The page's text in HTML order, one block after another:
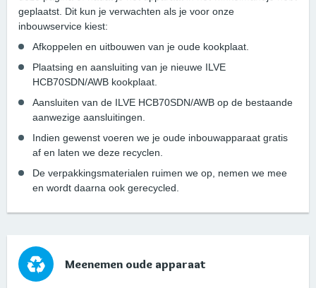
geplaatst. Dit kun je verwachten als je voor onze
inbouwservice kiest:
Afkoppelen en uitbouwen van je oude kookplaat.
Plaatsing en aansluiting van je nieuwe ILVE
HCB70SDN/AWB kookplaat.
Aansluiten van de ILVE HCB70SDN/AWB op de bestaande
aanwezige aansluitingen.
Indien gewenst voeren we je oude inbouwapparaat gratis
af en laten we deze recyclen.
De verpakkingsmaterialen ruimen we op, nemen we mee
en wordt daarna ook gerecycled.
Meenemen oude apparaat